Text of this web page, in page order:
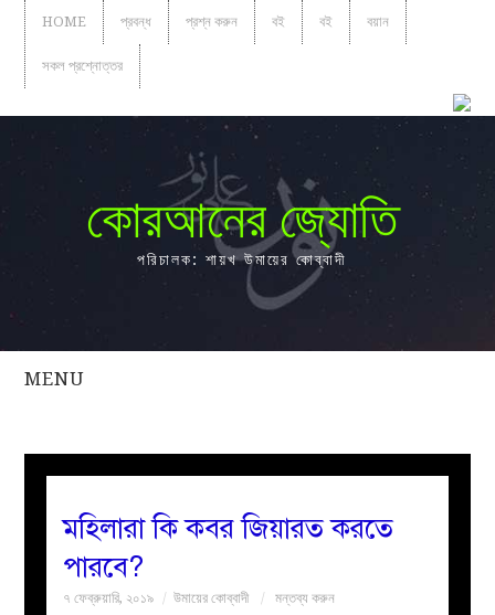
HOME প্রবন্ধ প্রশ্ন করুন বই বই বয়ান
সকল প্রশ্নোত্তর
কোরআনের জ্যোতি
পরিচালক: শায়খ উমায়ের কোব্বাদী
MENU
সকল
নারীদের
মহিলারা কি কবর জিয়ারত করতে
পারবে?
৭ ফেব্রুয়ারি, ২০১৯ উমায়ের কোব্বাদী মন্তব্য করুন